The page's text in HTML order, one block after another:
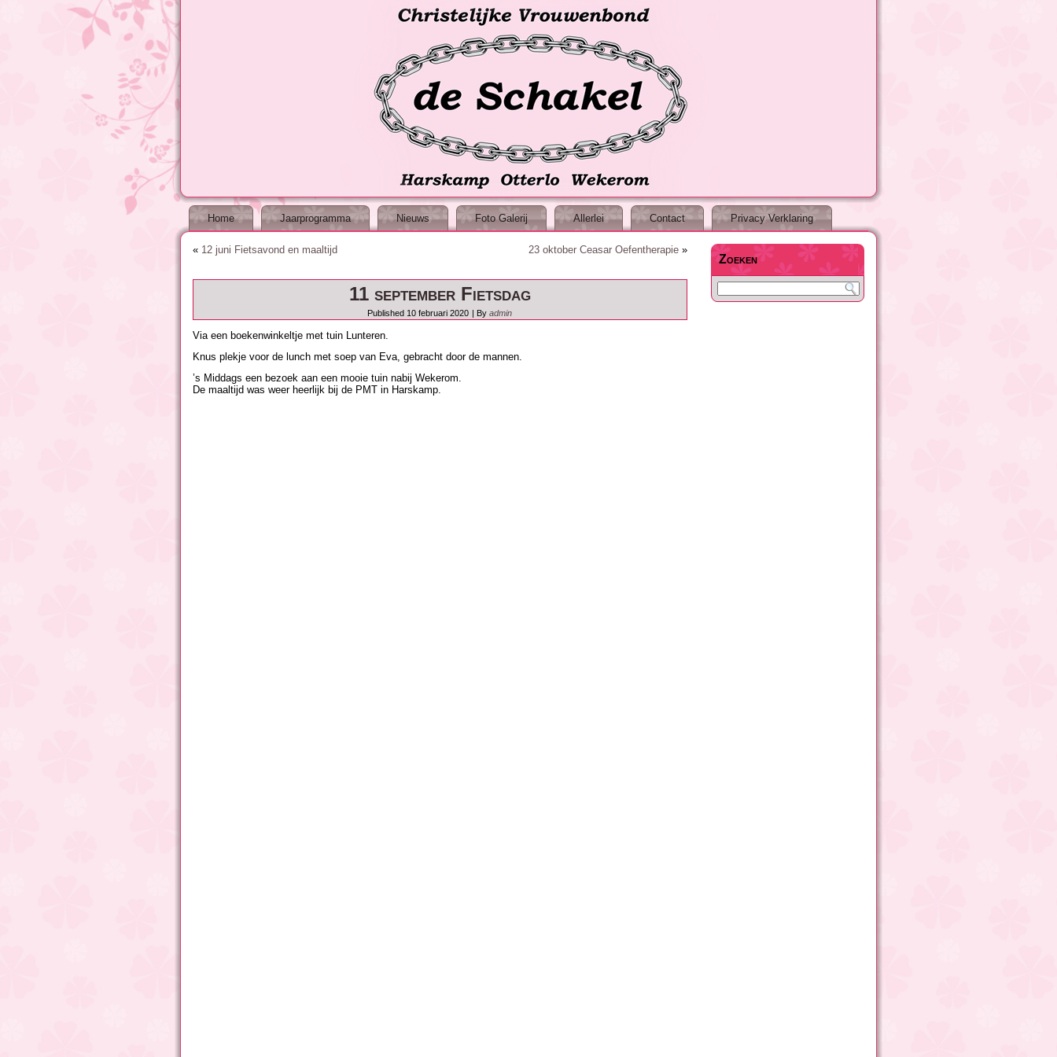
Home Jaarprogramma Nieuws Foto Galerij Allerlei Contact Privacy Verklaring
« 12 juni Fietsavond en maaltijd 23 oktober Ceasar Oefentherapie »
11 september Fietsdag
Published 10 februari 2020 | By admin
Via een boekenwinkeltje met tuin Lunteren.
Knus plekje voor de lunch met soep van Eva, gebracht door de mannen.
’s Middags een bezoek aan een mooie tuin nabij Wekerom.
De maaltijd was weer heerlijk bij de PMT in Harskamp.
Zoeken